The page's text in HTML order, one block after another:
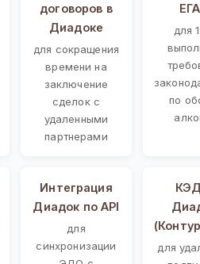
договоров в
Диадоке
для сокращения
времени на
заключение
сделок с
удаленными
партнерами
для
по
Интеграция
Диадок по API
для
синхронизации
для